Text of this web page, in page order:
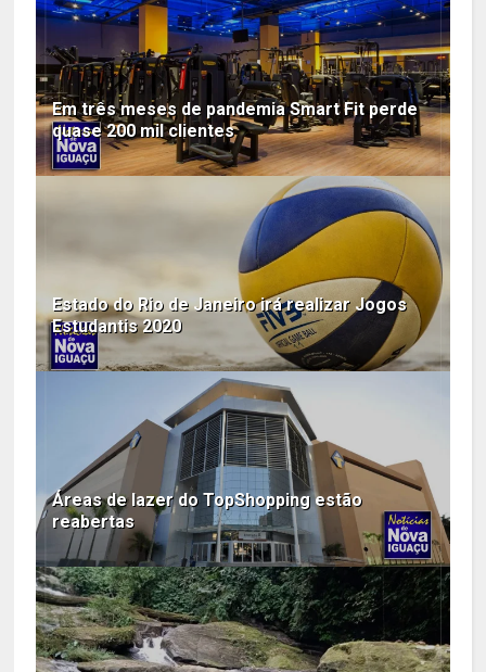
Em três meses de pandemia Smart Fit perde
quase 200 mil clientes
Estado do Rio de Janeiro irá realizar Jogos
Estudantis 2020
Áreas de lazer do TopShopping estão
reabertas